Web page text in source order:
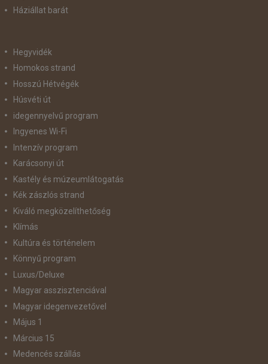
Háziállat barát
Hegyvidék
Homokos strand
Hosszú Hétvégék
Húsvéti út
idegennyelvű program
Ingyenes Wi-Fi
Intenzív program
Karácsonyi út
Kastély és múzeumlátogatás
Kék zászlós strand
Kiváló megközelíthetőség
Klímás
Kultúra és történelem
Könnyű program
Luxus/Deluxe
Magyar asszisztenciával
Magyar idegenvezetővel
Május 1
Március 15
Medencés szállás